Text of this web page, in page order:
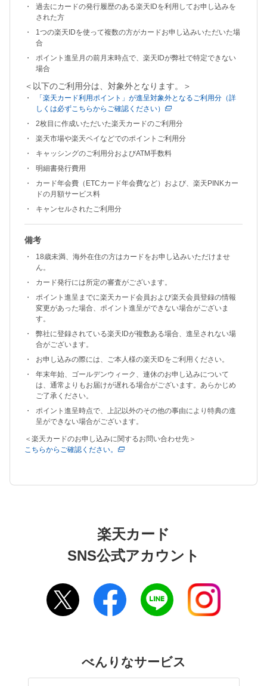
過去にカードの発行履歴のある楽天IDを利用してお申し込みを
された方
1つの楽天IDを使って複数の方がカードお申し込みいただいた場
合
ポイント進呈月の前月末時点で、楽天IDが弊社で特定できない
場合
＜以下のご利用分は、対象外となります。＞
「楽天カード利用ポイント」が進呈対象外となるご利用分（詳
しくは必ずこちらからご確認ください）
2枚目に作成いただいた楽天カードのご利用分
楽天市場や楽天ペイなどでのポイントご利用分
キャッシングのご利用分およびATM手数料
明細書発行費用
カード年会費（ETCカード年会費など）および、楽天PINKカー
ドの月額サービス料
キャンセルされたご利用分
備考
18歳未満、海外在住の方はカードをお申し込みいただけませ
ん。
カード発行には所定の審査がございます。
ポイント進呈までに楽天カード会員および楽天会員登録の情報
変更があった場合、ポイント進呈ができない場合がございま
す。
弊社に登録されている楽天IDが複数ある場合、進呈されない場
合がございます。
お申し込みの際には、ご本人様の楽天IDをご利用ください。
年末年始、ゴールデンウィーク、連休のお申し込みについて
は、通常よりもお届けが遅れる場合がございます。あらかじめ
ご了承ください。
ポイント進呈時点で、上記以外のその他の事由により特典の進
呈ができない場合がございます。
＜楽天カードのお申し込みに関するお問い合わせ先＞
こちらからご確認ください。
楽天カード
SNS公式アカウント
べんりなサービス